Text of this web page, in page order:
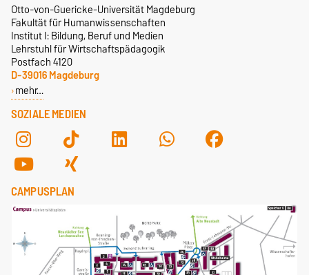
SOZIALE MEDIEN
Otto-von-Guericke-Universität Magdeburg
Fakultät für Humanwissenschaften
Institut I: Bildung, Beruf und Medien
Lehrstuhl für Wirtschaftspädagogik
Postfach 4120
D-39016 Magdeburg
mehr…
CAMPUSPLAN